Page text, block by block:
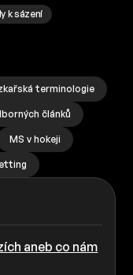
k sázení
terminologie
článků
MS v hokeji
aneb co nám